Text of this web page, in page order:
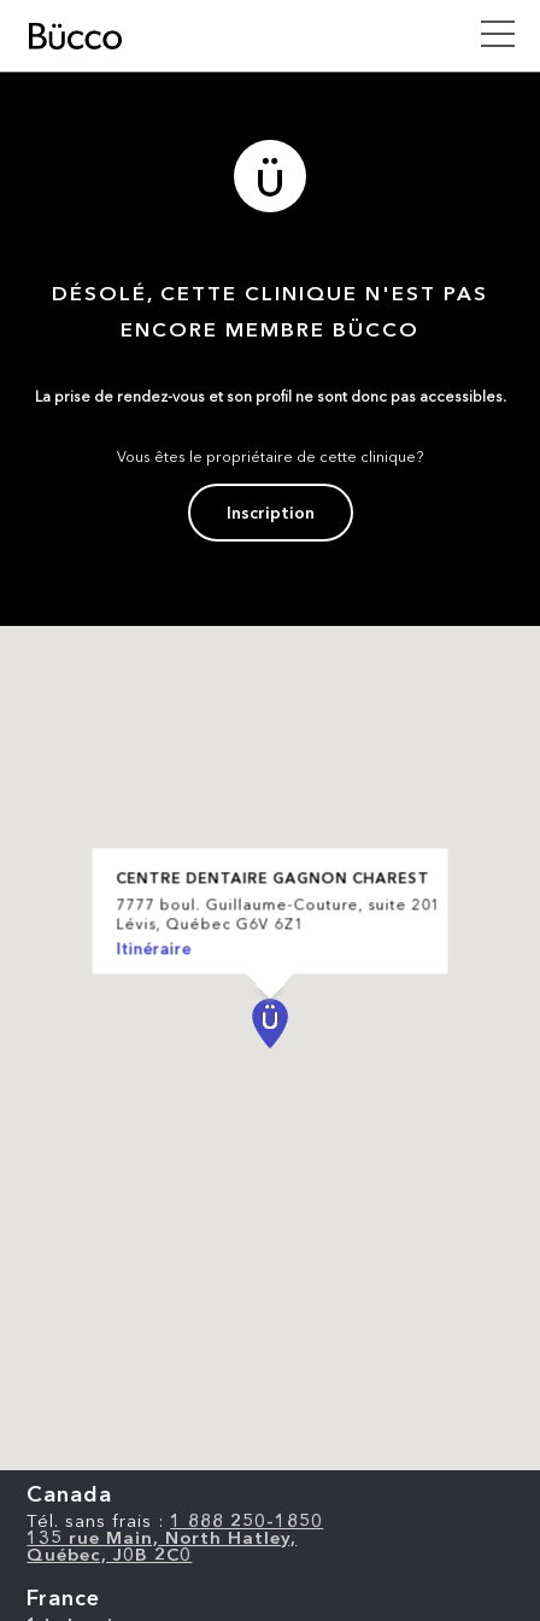
DÉSOLÉ, CETTE CLINIQUE N'EST PAS
ENCORE MEMBRE BÜCCO
La prise de rendez-vous et son profil ne sont donc pas accessibles.
Vous êtes le propriétaire de cette clinique?
Inscription
CENTRE DENTAIRE GAGNON CHAREST
7777 boul. Guillaume-Couture, suite 201
Lévis, Québec G6V 6Z1
Itinéraire
Canada
Tél. sans frais : 1 888 250-1850
135 rue Main, North Hatley,
Québec, J0B 2C0
France